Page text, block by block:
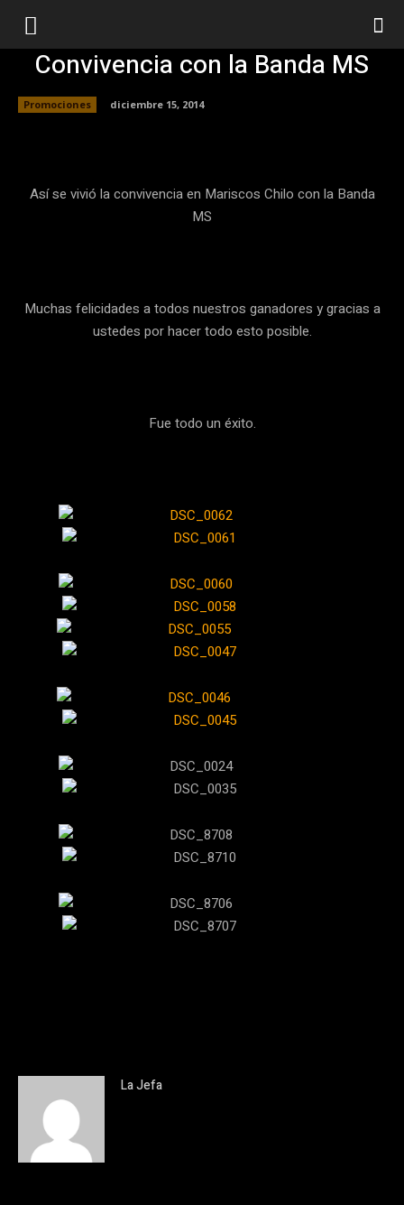
Convivencia con la Banda MS
Promociones
diciembre 15, 2014
Así se vivió la convivencia en Mariscos Chilo con la Banda
MS
Muchas felicidades a todos nuestros ganadores y gracias a
ustedes por hacer todo esto posible.
Fue todo un éxito.
La Jefa